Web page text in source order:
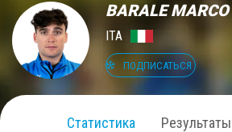
BARALE MARCO
ITA
ПОДПИСАТЬСЯ
Статистика Результаты